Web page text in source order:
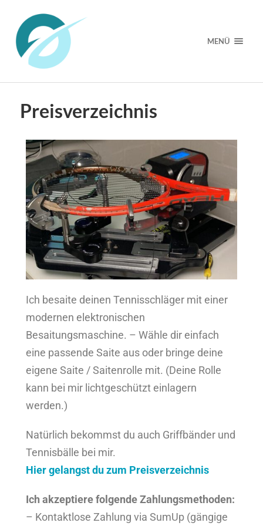
MENÜ
Preisverzeichnis
Ich besaite deinen Tennisschläger mit einer
modernen elektronischen
Besaitungsmaschine. – Wähle dir einfach
eine passende Saite aus oder bringe deine
eigene Saite / Saitenrolle mit. (Deine Rolle
kann bei mir lichtgeschützt einlagern
werden.)
Natürlich bekommst du auch Griffbänder und
Tennisbälle bei mir.
Hier gelangst du zum Preisverzeichnis
Ich akzeptiere folgende Zahlungsmethoden:
– Kontaktlose Zahlung via SumUp (gängige